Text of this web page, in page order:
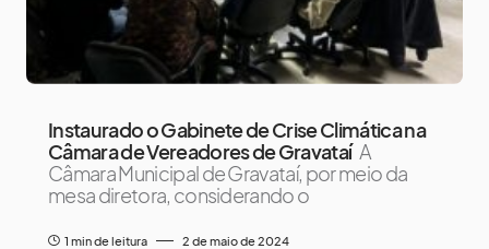
Instaurado o Gabinete de Crise Climática na
Câmara de Vereadores de Gravataí A
Câmara Municipal de Gravataí, por meio da
mesa diretora, considerando o
1 min de leitura 2 de maio de 2024